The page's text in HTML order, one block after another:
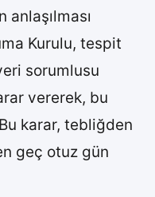
anlaşılması
Kurulu, tespit
sorumlusu
vererek, bu
karar, tebliğden
geç otuz gün